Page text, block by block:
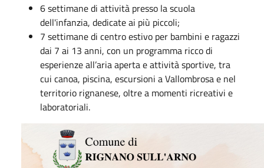
6 settimane di attività presso la scuola
dell'infanzia, dedicate ai più piccoli;
7 settimane di centro estivo per bambini e ragazzi
dai 7 ai 13 anni, con un programma ricco di
esperienze all’aria aperta e attività sportive, tra
cui canoa, piscina, escursioni a Vallombrosa e nel
territorio rignanese, oltre a momenti ricreativi e
laboratoriali.